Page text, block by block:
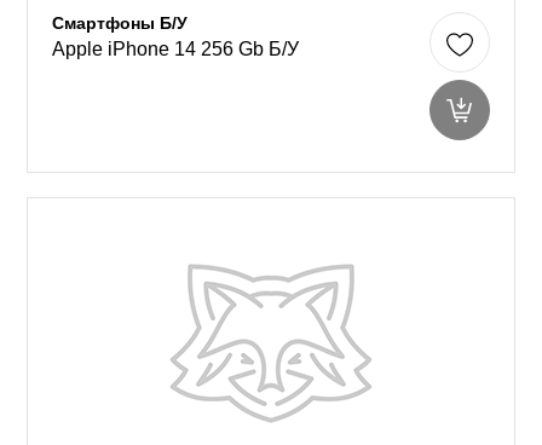
Смартфоны Б/У
Apple iPhone 14 256 Gb Б/У